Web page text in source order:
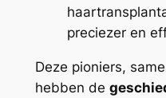
preciezer en
Deze pioniers,
hebben de